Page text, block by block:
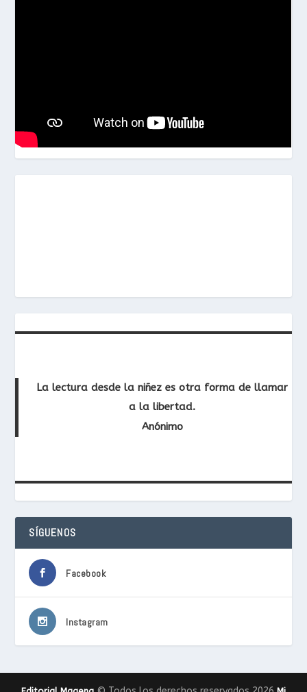
La lectura desde la niñez es otra forma de llamar
a la libertad.
Anónimo
SÍGUENOS
Facebook
Instagram